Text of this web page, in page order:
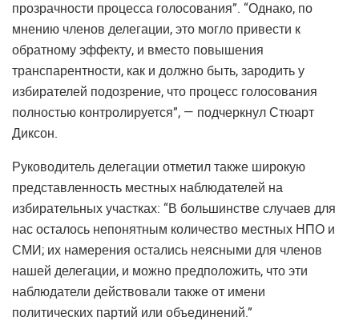
прозрачности процесса голосования”. “Однако, по
мнению членов делегации, это могло привести к
обратному эффекту, и вместо повышения
транспарентности, как и должно быть, зародить у
избирателей подозрение, что процесс голосования
полностью контролируется”, — подчеркнул Стюарт
Диксон.
Руководитель делегации отметил также широкую
представленность местных наблюдателей на
избирательных участках: “В большинстве случаев для
нас осталось непонятным количество местных НПО и
СМИ; их намерения остались неясными для членов
нашей делегации, и можно предположить, что эти
наблюдатели действовали также от имени
политических партий или объединений.”